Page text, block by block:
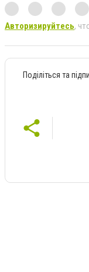
Авторизируйтесь,
Поділіться та